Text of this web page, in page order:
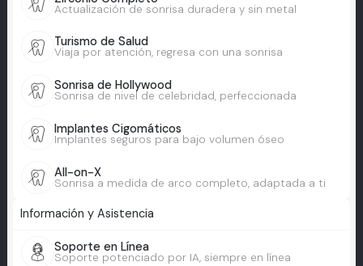
Actualización de sonrisa duradera y sin metal
Turismo de Salud
Viaja por atención, regresa con una sonrisa
Sonrisa de Hollywood
Sonrisa de nivel de celebridad, perfeccionada
Implantes Cigomáticos
Implantes seguros para bajo volumen óseo
All-on-X
Sonrisa a medida de arco completo, adaptada a ti
Información y Asistencia
Soporte en Línea
Soporte potenciado por IA, siempre en línea